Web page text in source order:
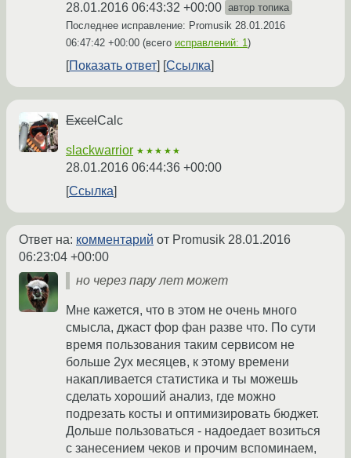
28.01.2016 06:43:32 +00:00 автор топика
Последнее исправление: Promusik 28.01.2016
06:47:42 +00:00 (всего исправлений: 1)
Показать ответ Ссылка
ExcelCalc
slackwarrior ★★★★★
28.01.2016 06:44:36 +00:00
Ссылка
Ответ на: комментарий от Promusik 28.01.2016
06:23:04 +00:00
но через пару лет может
Мне кажется, что в этом не очень много
смысла, джаст фор фан разве что. По сути
время пользования таким сервисом не
больше 2ух месяцев, к этому времени
накапливается статистика и ты можешь
сделать хороший анализ, где можно
подрезать косты и оптимизировать бюджет.
Дольше пользоваться - надоедает возиться
с занесением чеков и прочим вспоминаем,